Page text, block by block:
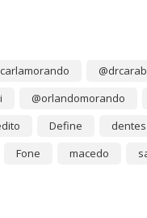
@orlandomorando
Define
dentes
Fone macedo